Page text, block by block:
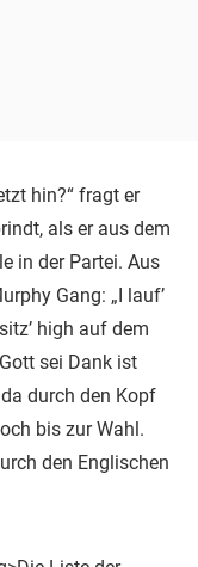
hin?“ fragt er
als er aus dem
in der Partei. Aus
Gang: „I lauf’
high auf dem
sei Dank ist
durch den Kopf
bis zur Wahl.
den Englischen